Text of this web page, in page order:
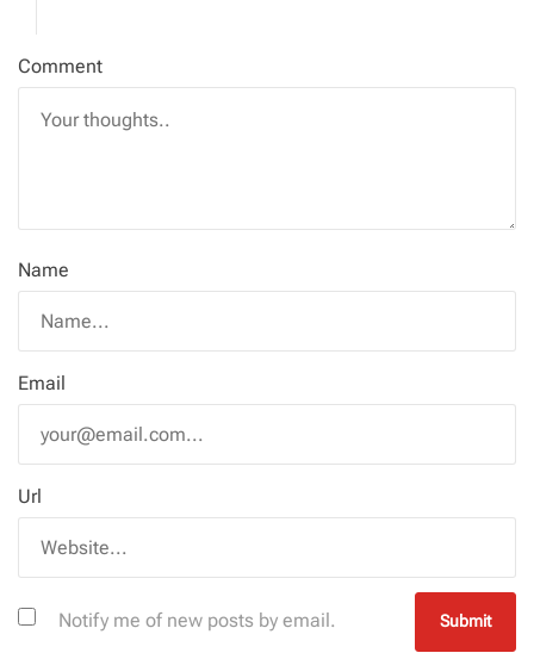
Comment
Name
Email
Url
Notify me of new posts by email.